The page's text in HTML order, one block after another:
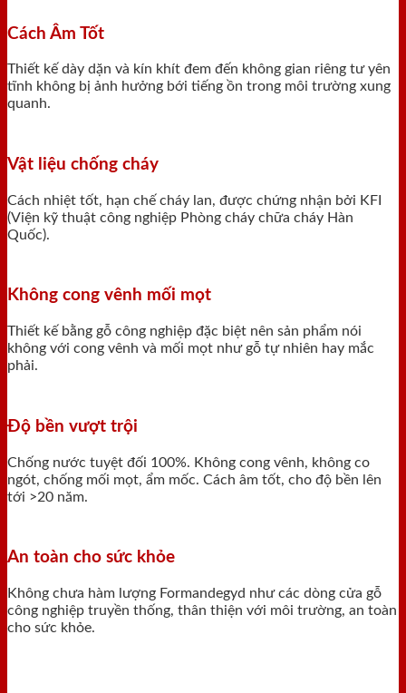
Cách Âm Tốt
Thiết kế dày dặn và kín khít đem đến không gian riêng tư yên
tĩnh không bị ảnh hưởng bới tiếng ồn trong môi trường xung
quanh.
Vật liệu chống cháy
Cách nhiệt tốt, hạn chế cháy lan, được chứng nhận bởi KFI
(Viện kỹ thuật công nghiệp Phòng cháy chữa cháy Hàn
Quốc).
Không cong vênh mối mọt
Thiết kế bằng gỗ công nghiệp đặc biệt nên sản phẩm nói
không với cong vênh và mối mọt như gỗ tự nhiên hay mắc
phải.
Độ bền vượt trội
Chống nước tuyệt đối 100%. Không cong vênh, không co
ngót, chống mối mọt, ẩm mốc. Cách âm tốt, cho độ bền lên
tới >20 năm.
An toàn cho sức khỏe
Không chưa hàm lượng Formandegyd như các dòng cửa gỗ
công nghiệp truyền thống, thân thiện với môi trường, an toàn
cho sức khỏe.